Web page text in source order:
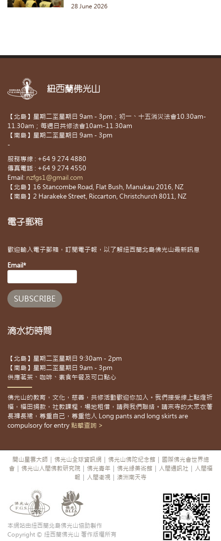
28 June 2026
紐西蘭佛光山
【北島】星期二至星期日 9am - 3pm；初一、十五消災法會10.30am-
11.30am；每週日共修法會10am-11.30am
【南島】星期二至星期日 9am - 3pm
-
服務專線 : +64 9 274 4880
傳真電話 : +64 9 274 4550
Email: nzfgs1@gmail.com
【北島】16 Stancombe Road, Flat Bush, Manukau 2016, NZ
【南島】2 Harakeke Street, Riccarton, Christchurch 8011, NZ
電子郵箱
歡迎輸入電子郵箱，訂閱電子報，以了解紐西蘭北島佛光山最新訊息
Email*
滴水坊時間
【北島】星期二至星期日 9:30am - 2pm
【南島】星期二至星期日 9am - 3pm
供應茗茶、咖啡、素食午餐及可口點心
佛光山的教育，文化，慈善，共修活動歡迎你加入。我們接受線上點燈祈
福，福田捐款，社教課程，場地租借，請與我們聯絡。請來寺的大眾衣著
長褲長裙，尊重自己，尊重他人 Long pants and long skirts are
compulsory for entry 點擊查詢 >
開山星雲大師 佛光山全球資訊網 佛光山佛陀紀念館
國際佛光會世界總
會
佛光山人間佛教研究院 佛光青年 佛光緣美術館 人間通訊社
人間福
報
人間衛視 澳洲南天寺
本網站由紐西蘭北島佛光山協助製作
Copyright © 紐西蘭佛光山 著作版權所有